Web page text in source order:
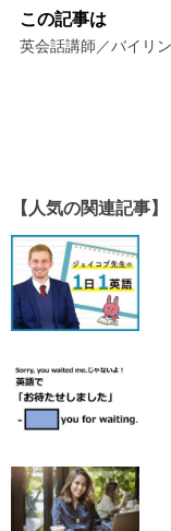
↓
↓
「必ず～してね」
この記事は
英会話講師／バイリ
【人気の関連記事】